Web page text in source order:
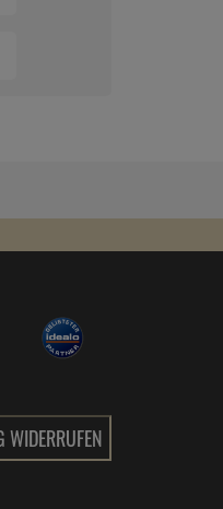
WIDERRUFEN